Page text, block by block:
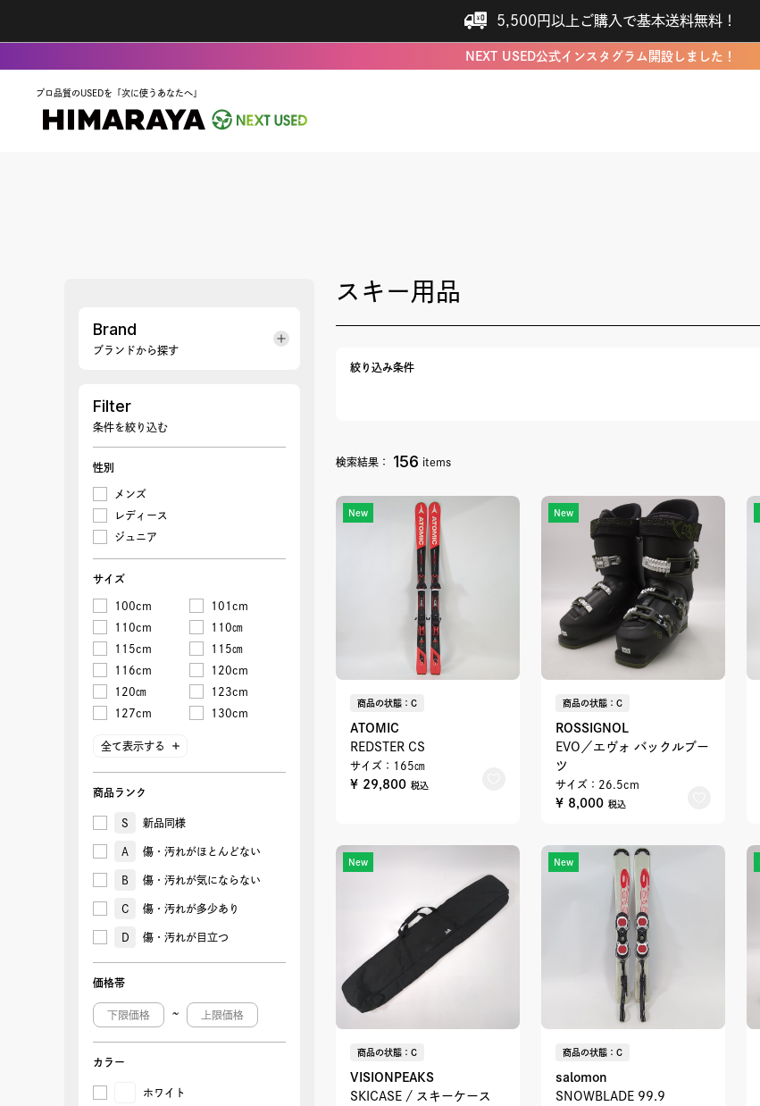
5,500円以上ご購入で基本送料無料！
NEXT USED公式インスタグラム開設しました！
プロ品質のUSEDを「次に使うあなたへ」
Brand
ブランドから探す
Filter
条件を絞り込む
性別
メンズ
レディース
ジュニア
サイズ
100cm
101cm
110cm
110㎝
115cm
115㎝
116cm
120cm
120㎝
123cm
127cm
130cm
165cm
166cm
172㎝
175㎝
18.0cm
186cm
20.0cm
20.5㎝
21.0cm
23.5㎝
全て表示する
商品ランク
S 新品同様
A 傷・汚れがほとんどない
B 傷・汚れが気にならない
C 傷・汚れが多少あり
D 傷・汚れが目立つ
価格帯
~
カラー
ホワイト
スキー用品
絞り込み条件
検索結果： 156 items
New
商品の状態：C
ATOMIC
REDSTER CS
サイズ：165㎝
¥ 29,800 税込
New
商品の状態：C
ROSSIGNOL
EVO／エヴォ バックルブー
ツ
サイズ：26.5cm
¥ 8,000 税込
New
商品の状態：C
VISIONPEAKS
SKICASE / スキーケース
New
商品の状態：C
salomon
SNOWBLADE 99.9